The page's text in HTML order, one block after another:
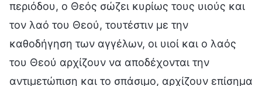
περιόδου, ο Θεός σώζει κυρίως τους υιούς και
τον λαό του Θεού, τουτέστιν με την
καθοδήγηση των αγγέλων, οι υιοί και ο λαός
του Θεού αρχίζουν να αποδέχονται την
αντιμετώπιση και το σπάσιμο, αρχίζουν επίσημα